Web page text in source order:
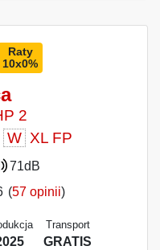
Raty
10x0%
2
W XL FP
71dB
(57 opinii)
Transport
GRATIS